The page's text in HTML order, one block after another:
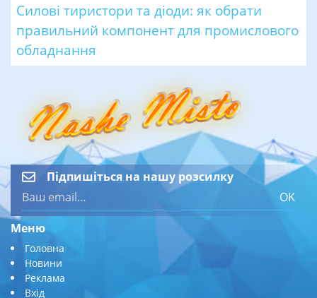
Силові тиристори та діоди: як обрати
правильний компонент для промислового
обладнання
Підпишіться на нашу розсилку
OK
Меню
Головна
Новини
Реклама
Вхід